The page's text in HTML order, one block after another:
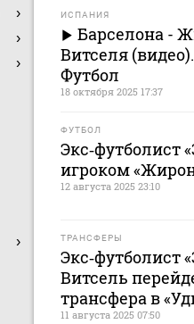
ИСПАНИЯ
Барселона -
Витселя
Футбол
18 октября 2025 17:37
ФУТБОЛ
Экс‑футболист
игроком
12 августа 2025 23:10
ТРАНСФЕРЫ
Экс‑футболист
Витсель
трансфера в
11 августа 2025 07:50